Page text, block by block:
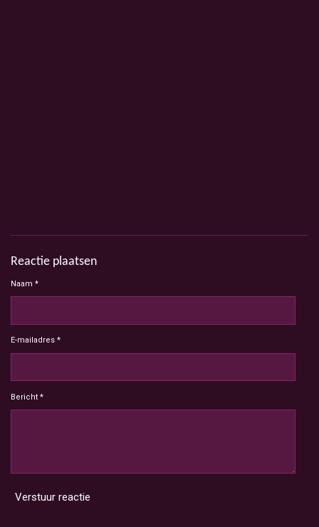
Reactie plaatsen
Naam *
E-mailadres *
Bericht *
Verstuur reactie